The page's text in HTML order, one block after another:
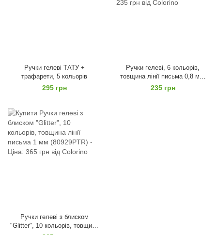
Ручки гелеві ТАТУ +
трафарети, 5 кольорів
295 грн
Ручки гелеві, 6 кольорів,
товщина лінії письма 0,8 мм,
серія "PASTEL"
235 грн
Ручки гелеві з блиском
"Glitter", 10 кольорів, товщина